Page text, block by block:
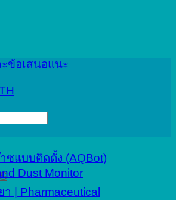
า | Pharmaceutical
ข้อเสนอแนะ
Dust Monitor